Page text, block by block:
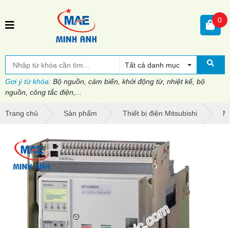
Tất cả danh mục
Gợi ý từ khóa: Bộ nguồn, cảm biến, khởi động từ, nhiệt kế, bộ
nguồn, công tắc điện,...
0
Trang chủ Sản phẩm Thiết bị điện Mitsubishi